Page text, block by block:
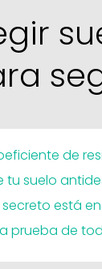
de
tu suelo
está
prueba de